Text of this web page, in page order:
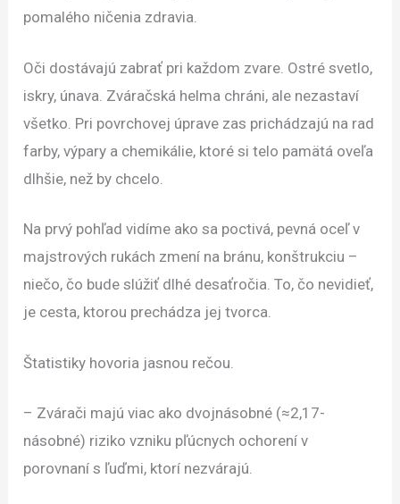
pomalého ničenia zdravia.
Oči dostávajú zabrať pri každom zvare. Ostré svetlo,
iskry, únava. Zváračská helma chráni, ale nezastaví
všetko. Pri povrchovej úprave zas prichádzajú na rad
farby, výpary a chemikálie, ktoré si telo pamätá oveľa
dlhšie, než by chcelo.
Na prvý pohľad vidíme ako sa poctivá, pevná oceľ v
majstrových rukách zmení na bránu, konštrukciu –
niečo, čo bude slúžiť dlhé desaťročia. To, čo nevidieť,
je cesta, ktorou prechádza jej tvorca.
Štatistiky hovoria jasnou rečou.
– Zvárači majú viac ako dvojnásobné (≈2,17-
násobné) riziko vzniku pľúcnych ochorení v
porovnaní s ľuďmi, ktorí nezvárajú.